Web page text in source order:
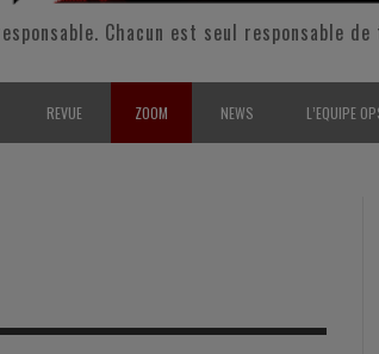
Chacun est seul responsable
REVUE ZOOM NEWS L’EQUIPE
POUR